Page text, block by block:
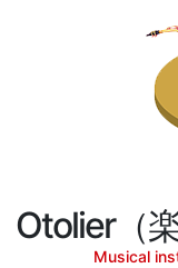
Otolier（
Musical